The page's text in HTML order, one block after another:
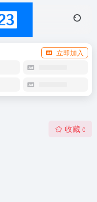
立即加入
收藏 0